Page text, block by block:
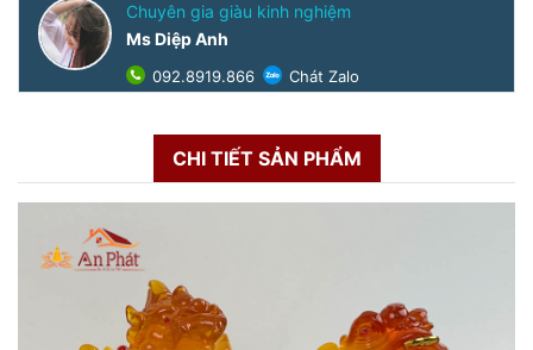
Chuyên gia giàu kinh nghiệm
Ms Diệp Anh
092.8919.866 Chát Zalo
CHI TIẾT SẢN PHẨM